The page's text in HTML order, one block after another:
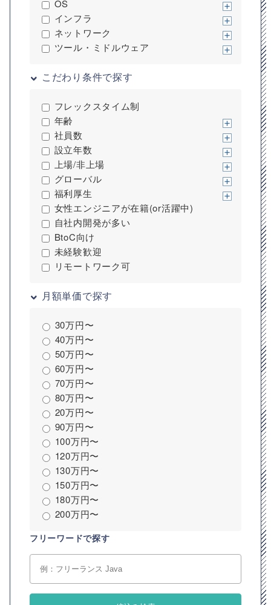
OS
インフラ
ネットワーク
ツール・ミドルウェア
こだわり条件で探す
フレックスタイム制
年齢
社員数
設立年数
上場/非上場
グローバル
福利厚生
女性エンジニアが在籍(or活躍中)
自社内開発が多い
BtoC向け
未経験歓迎
リモートワーク可
月額単価で探す
30万円〜
40万円〜
50万円〜
60万円〜
70万円〜
80万円〜
20万円〜
90万円〜
100万円〜
120万円〜
130万円〜
150万円〜
180万円〜
200万円〜
フリーワードで探す